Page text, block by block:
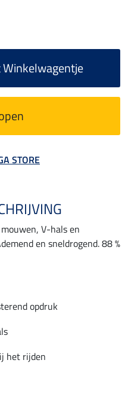
Winkelwagentje
STORE
V-hals en
en sneldrogend. 88 %
opdruk
het rijden